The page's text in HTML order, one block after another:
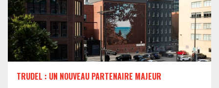
TRUDEL : UN NOUVEAU PARTENAIRE MAJEUR